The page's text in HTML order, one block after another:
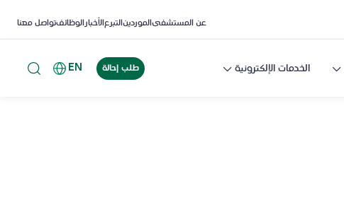
عن المستشفىالموردينالتبرعالأخبارالوظائفتواصل معنا
الخدمات الإلكترونية طلب إحالة EN